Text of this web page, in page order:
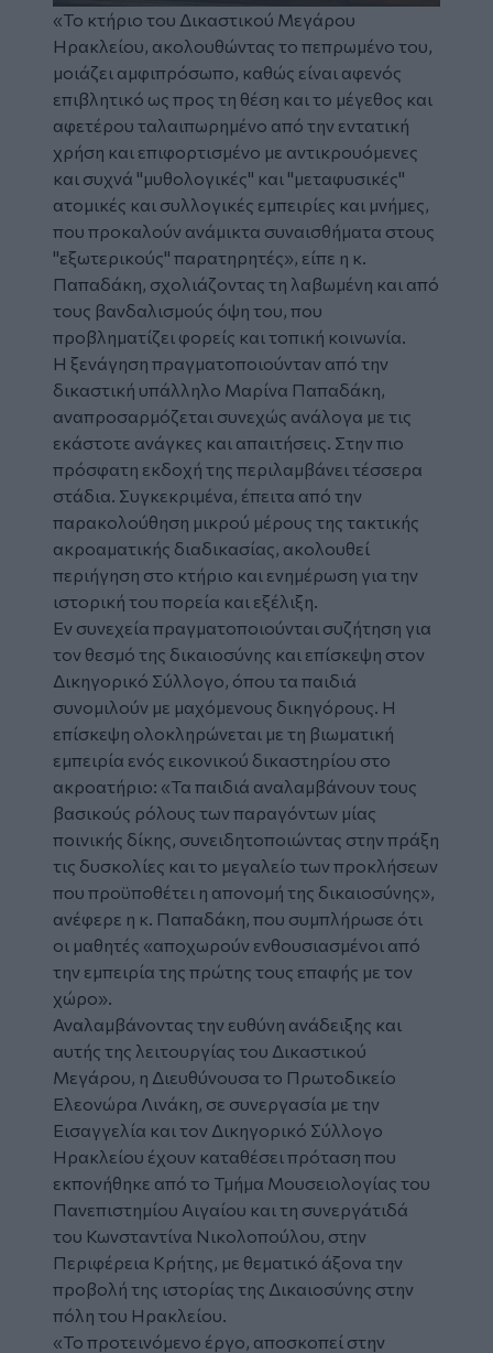
«Το κτήριο του Δικαστικού Μεγάρου
Ηρακλείου, ακολουθώντας το πεπρωμένο του,
μοιάζει αμφιπρόσωπο, καθώς είναι αφενός
επιβλητικό ως προς τη θέση και το μέγεθος και
αφετέρου ταλαιπωρημένο από την εντατική
χρήση και επιφορτισμένο με αντικρουόμενες
και συχνά "μυθολογικές" και "μεταφυσικές"
ατομικές και συλλογικές εμπειρίες και μνήμες,
που προκαλούν ανάμικτα συναισθήματα στους
"εξωτερικούς" παρατηρητές», είπε η κ.
Παπαδάκη, σχολιάζοντας τη λαβωμένη και από
τους βανδαλισμούς όψη του, που
προβληματίζει φορείς και τοπική κοινωνία.
Η ξενάγηση πραγματοποιούνταν από την
δικαστική υπάλληλο Μαρίνα Παπαδάκη,
αναπροσαρμόζεται συνεχώς ανάλογα με τις
εκάστοτε ανάγκες και απαιτήσεις. Στην πιο
πρόσφατη εκδοχή της περιλαμβάνει τέσσερα
στάδια. Συγκεκριμένα, έπειτα από την
παρακολούθηση μικρού μέρους της τακτικής
ακροαματικής διαδικασίας, ακολουθεί
περιήγηση στο κτήριο και ενημέρωση για την
ιστορική του πορεία και εξέλιξη.
Εν συνεχεία πραγματοποιούνται συζήτηση για
τον θεσμό της δικαιοσύνης και επίσκεψη στον
Δικηγορικό Σύλλογο, όπου τα παιδιά
συνομιλούν με μαχόμενους δικηγόρους. Η
επίσκεψη ολοκληρώνεται με τη βιωματική
εμπειρία ενός εικονικού δικαστηρίου στο
ακροατήριο: «Τα παιδιά αναλαμβάνουν τους
βασικούς ρόλους των παραγόντων μίας
ποινικής δίκης, συνειδητοποιώντας στην πράξη
τις δυσκολίες και το μεγαλείο των προκλήσεων
που προϋποθέτει η απονομή της δικαιοσύνης»,
ανέφερε η κ. Παπαδάκη, που συμπλήρωσε ότι
οι μαθητές «αποχωρούν ενθουσιασμένοι από
την εμπειρία της πρώτης τους επαφής με τον
χώρο».
Αναλαμβάνοντας την ευθύνη ανάδειξης και
αυτής της λειτουργίας του Δικαστικού
Μεγάρου, η Διευθύνουσα το Πρωτοδικείο
Ελεονώρα Λινάκη, σε συνεργασία με την
Εισαγγελία και τον Δικηγορικό Σύλλογο
Ηρακλείου έχουν καταθέσει πρόταση που
εκπονήθηκε από το Τμήμα Μουσειολογίας του
Πανεπιστημίου Αιγαίου και τη συνεργάτιδά
του Κωνσταντίνα Νικολοπούλου, στην
Περιφέρεια Κρήτης, με θεματικό άξονα την
προβολή της ιστορίας της Δικαιοσύνης στην
πόλη του Ηρακλείου.
«Το προτεινόμενο έργο, αποσκοπεί στην